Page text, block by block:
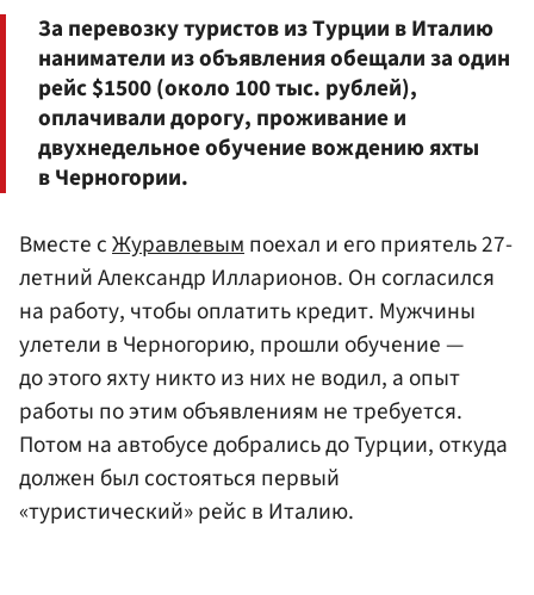
За перевозку туристов из Турции в Италию
наниматели из объявления обещали за один
рейс $1500 (около 100 тыс. рублей),
оплачивали дорогу, проживание и
двухнедельное обучение вождению яхты
в Черногории.
Вместе сЖуравлевым поехал и его приятель 27-
летний Александр Илларионов. Он согласился
на работу, чтобы оплатить кредит. Мужчины
улетели в Черногорию, прошли обучение —
до этого яхту никто из них не водил, а опыт
работы по этим объявлениям не требуется.
Потом на автобусе добрались до Турции, откуда
должен был состояться первый
«туристический» рейс в Италию.